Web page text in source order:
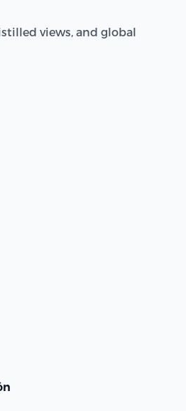
views, and global